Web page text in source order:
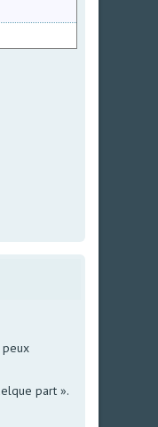
peux
part ».